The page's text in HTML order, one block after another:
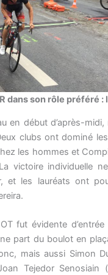
dans son rôle préféré :
en début d’après-
clubs ont dominé
les hommes et
victoire individuelle
et les lauréats ont
fut évidente
part du boulot en
mais aussi Simon
Tejedor Senosiain